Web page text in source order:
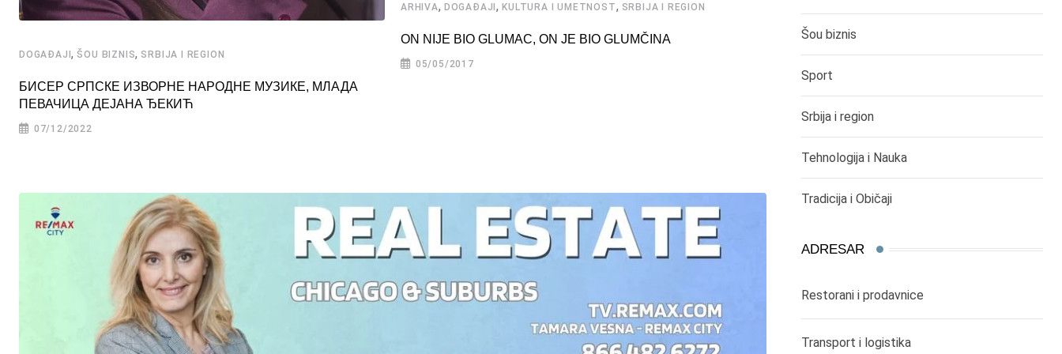
DOGAĐAJI, ŠOU BIZNIS, SRBIJA I REGION
БИСЕР СРПСКЕ ИЗВОРНЕ НАРОДНЕ МУЗИКЕ, МЛАДА
ПЕВАЧИЦА ДЕЈАНА ЂЕКИЋ
07/12/2022
ARHIVA, DOGAĐAJI,KULTURA I UMETNOST, SRBIJA I REGION
ON NIJE BIO GLUMAC, ON JE BIO GLUMČINA
05/05/2017
СЕЋАЊЕ НА ХРАБРЕ БРАНИОЦЕ
РАТУ
17/10/2017
Šou biznis
Sport
Srbija i region
Tehnologija i Nauka
Tradicija i Običaji
ADRESAR
Restorani i prodavnice
Transport i logistika